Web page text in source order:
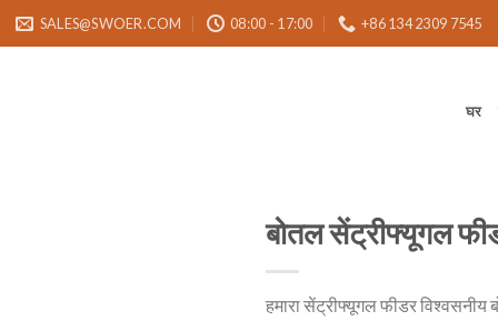
SALES@SWOER.COM 08:00 - 17:00 +86 134 2309 7545
घर
बोतल सेंट्रीफ्यूगल
हमारा सेंट्रीफ्यूगल फीडर